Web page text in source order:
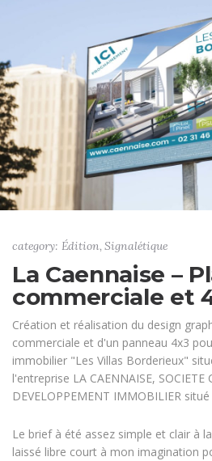
category: Édition, Signalétique
La Caennaise –
commerciale et
Création et réalisation du design
commerciale et d'un panneau 4x3
immobilier "Les Villas Borderieux"
l'entreprise LA CAENNAISE, SOCIETE
DEVELOPPEMENT IMMOBILIER
Le brief à été assez simple et clair à
laissé libre court à mon imagination